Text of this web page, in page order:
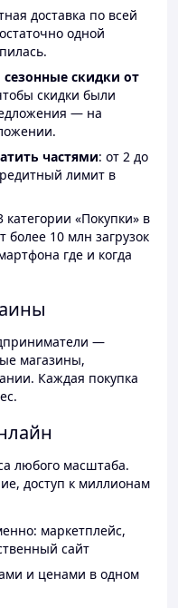
доставка по всей
одной
скидки от
скидки были
— на
частями: от 2 до
лимит в
«Покупки» в
более 10 млн загрузок
где и когда
—
магазины,
Каждая покупка
любого масштаба.
доступ к миллионам
маркетплейс,
сайт
и ценами в одном